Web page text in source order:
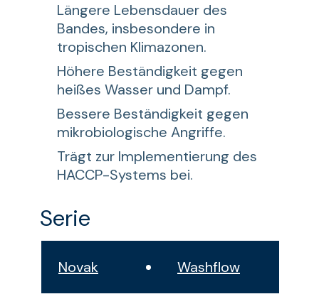
Längere Lebensdauer des
Bandes, insbesondere in
tropischen Klimazonen.
Höhere Beständigkeit gegen
heißes Wasser und Dampf.
Bessere Beständigkeit gegen
mikrobiologische Angriffe.
Trägt zur Implementierung des
HACCP-Systems bei.
Serie
Novak Washflow